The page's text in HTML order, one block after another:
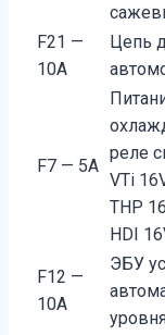
F21 —
10А
Цепь
F7 — 5А
реле
VTi
THP
HDI
F12 —
10А
ЭБУ